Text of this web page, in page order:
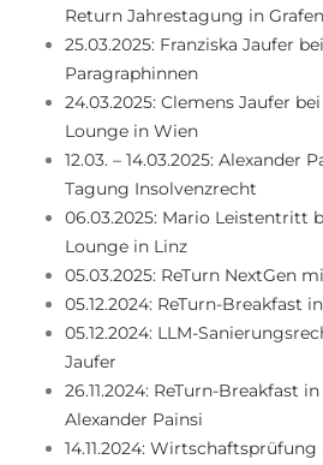
Return Jahrestagung in
25.03.2025: Franziska Jaufer
Paragraphinnen
24.03.2025: Clemens Jaufer
Lounge in Wien
12.03. – 14.03.2025: Alexander
Tagung Insolvenzrecht
06.03.2025: Mario Leistentritt
Lounge in Linz
05.03.2025: ReTurn NextGen
05.12.2024: ReTurn-Breakfast
05.12.2024: LLM-
Jaufer
26.11.2024: ReTurn-Breakfast
Alexander Painsi
14.11.2024: